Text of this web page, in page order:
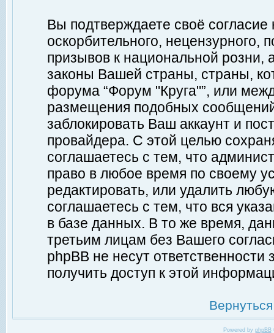
Вы подтверждаете своё
оскорбительного, нецензурного,
призывов к национальной
законы Вашей страны, страны,
форума “Форум "Круга"”, или
размещения подобных
заблокировать Ваш аккаунт и
провайдера. С этой целью
соглашаетесь с тем, что
право в любое время по своему
редактировать, или удалить
соглашаетесь с тем, что вся
в базе данных. В то же время,
третьим лицам без Вашего
phpBB не несут ответственности
получить доступ к этой
Powered by phpBB